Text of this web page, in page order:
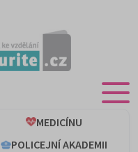
MEDICÍNU
POLICEJNÍ AKADEMII